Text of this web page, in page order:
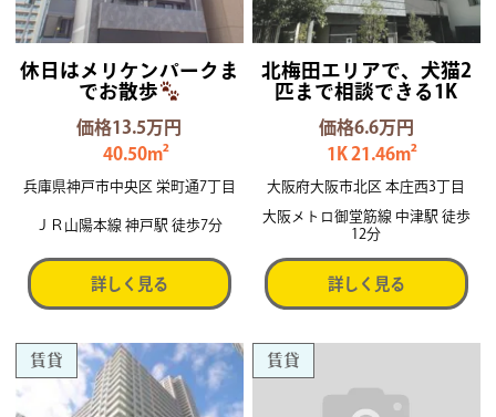
休日はメリケンパークま
でお散歩
価格13.5万円
40.50m²
兵庫県神戸市中央区 栄町通7丁目
ＪＲ山陽本線 神戸駅 徒歩7分
詳しく見る
北梅田エリアで、犬猫2
匹まで相談できる1K
価格6.6万円
1K 21.46m²
大阪府大阪市北区 本庄西3丁目
大阪メトロ御堂筋線 中津駅 徒歩
12分
詳しく見る
賃貸 賃貸